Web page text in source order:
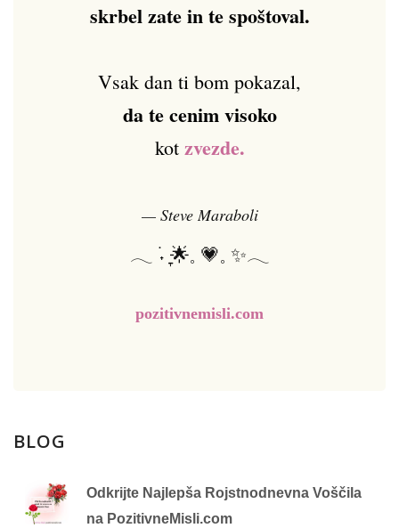
skrbel zate in te spoštoval.
Vsak dan ti bom pokazal,
da te cenim visoko
kot zvezde.
— Steve Maraboli
𓂃 ࣪˖ ִֶָ🌟𓈒 💗𓈒 ✨𓂃
pozitivnemisli.com
BLOG
Odkrijte Najlepša Rojstnodnevna Voščila
na PozitivneMisli.com